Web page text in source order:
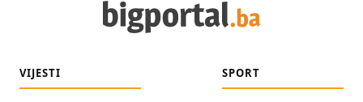
VIJESTI SPORT